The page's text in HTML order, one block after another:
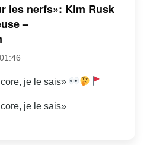
les nerfs»: Kim Rusk
–
je le sais»
je le sais»